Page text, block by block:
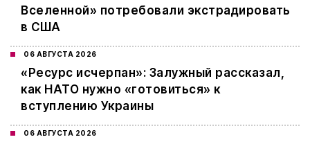
Вселенной» потребовали экстрадировать
в США
06 АВГУСТА 2026
«Ресурс исчерпан»: Залужный рассказал,
как НАТО нужно «готовиться» к
вступлению Украины
06 АВГУСТА 2026